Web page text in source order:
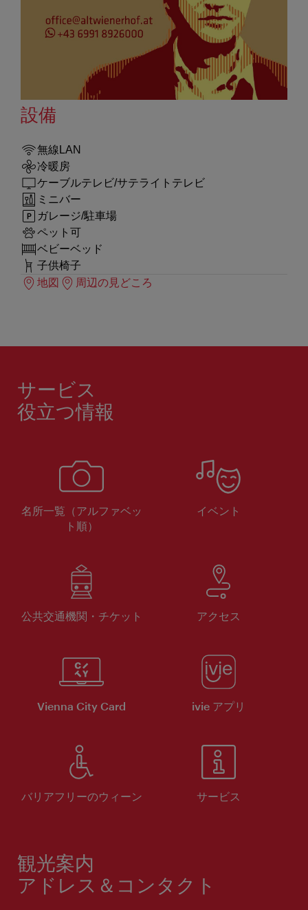
設備
無線LAN
冷暖房
ケーブルテレビ/サテライトテレビ
ミニバー
ガレージ/駐車場
ペット可
ベビーベッド
子供椅子
地図
周辺の見どころ
サービス
役立つ情報
名所一覧（アルファベッ
ト順）
イベント
公共交通機関・チケット アクセス
Vienna City Card ivie アプリ
バリアフリーのウィーン サービス
観光案内
アドレス＆コンタクト